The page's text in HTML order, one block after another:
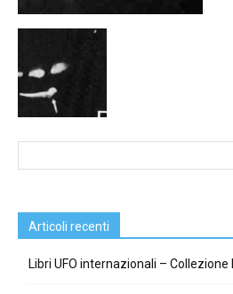
Articoli recenti
Libri UFO internazionali –